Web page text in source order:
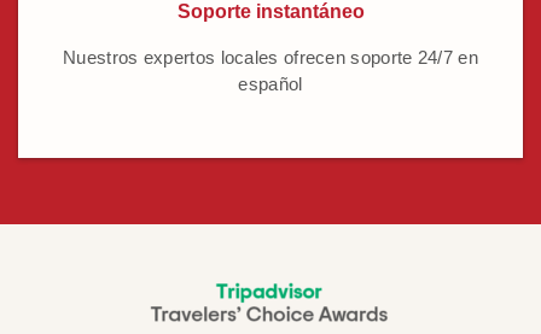
Soporte instantáneo
Nuestros expertos locales ofrecen soporte 24/7 en
español